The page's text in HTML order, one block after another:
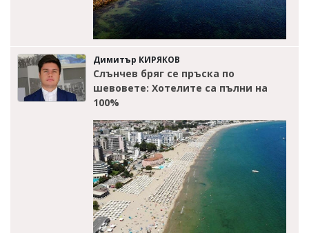
Димитър КИРЯКОВ
Слънчев бряг се пръска по
шевовете: Хотелите са пълни на
100%